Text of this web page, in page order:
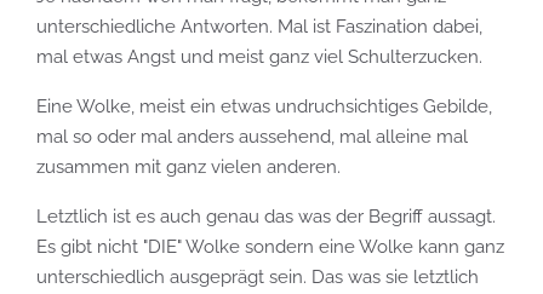
unterschiedliche Antworten. Mal ist Faszination dabei,
mal etwas Angst und meist ganz viel Schulterzucken.
Eine Wolke, meist ein etwas undruchsichtiges Gebilde,
mal so oder mal anders aussehend, mal alleine mal
zusammen mit ganz vielen anderen.
Letztlich ist es auch genau das was der Begriff aussagt.
Es gibt nicht "DIE" Wolke sondern eine Wolke kann ganz
unterschiedlich ausgeprägt sein. Das was sie letztlich